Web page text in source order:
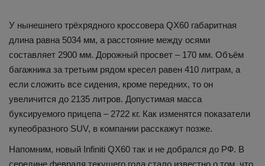
У нынешнего трёхрядного кроссовера QX60 габаритная
длина равна 5034 мм, а расстояние между осями
составляет 2900 мм. Дорожный просвет – 170 мм. Объём
багажника за третьим рядом кресел равен 410 литрам, а
если сложить все сидения, кроме передних, то он
увеличится до 2135 литров. Допустимая масса
буксируемого прицепа – 2722 кг. Как изменятся показатели
купеобразного SUV, в компании расскажут позже.
Напомним, новый Infiniti QX60 так и не добрался до РФ. В
середине февраля текущего года стало известно о том, что